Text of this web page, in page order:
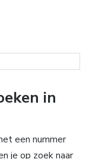
in
een nummer
je op zoek naar